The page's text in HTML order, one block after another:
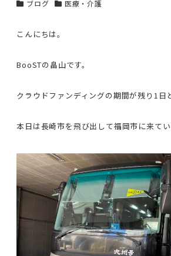
カテゴリー
ブログ
カテゴリー
医療・介護
こんにちは。
BooSTの畠山です。
クラウドファンディングの期間が残り1日
本日は長崎市を飛び出して福岡市に来てい